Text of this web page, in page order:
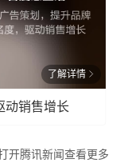
了解详情
动销售增长
开腾讯新闻查看更多